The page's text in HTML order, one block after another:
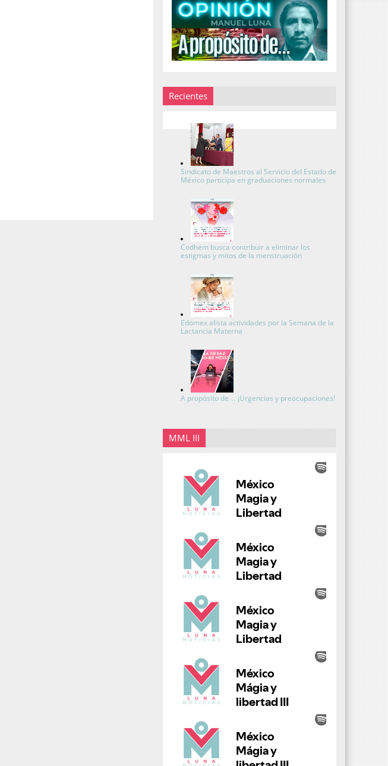
Recientes
Sindicato de Maestros al Servicio del Estado de
México participa en graduaciones normales
Codhem busca contribuir a eliminar los
estigmas y mitos de la menstruación
Edomex alista actividades por la Semana de la
Lactancia Materna
A propósito de… ¡Urgencias y preocupaciones!
MML III